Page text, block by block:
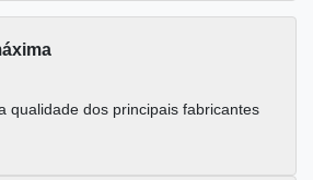
qualidade dos principais fabricantes